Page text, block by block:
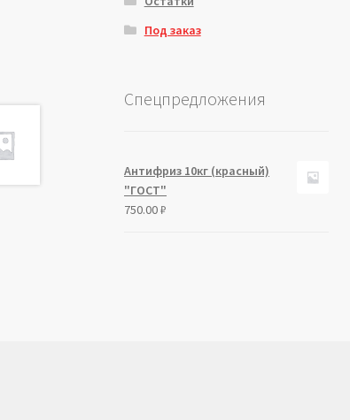
Под заказ
Спецпредложения
Антифриз 10кг (красный)
"ГОСТ"
750.00₽